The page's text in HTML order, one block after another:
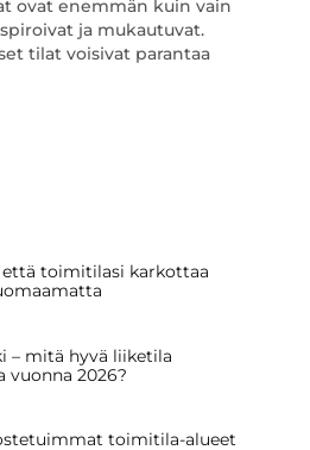
ovat enemmän kuin vain
ja mukautuvat.
tilat voisivat parantaa
että toimitilasi karkottaa
– mitä hyvä liiketila
vuonna 2026?
toimitila-alueet